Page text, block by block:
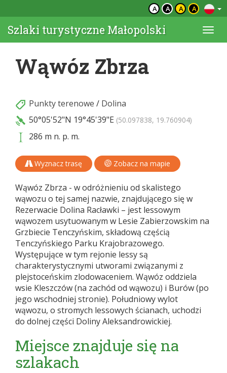
A A A A
Szlaki turystyczne Małopolski
Wąwóz Zbrza
Punkty terenowe / Dolina
50°05'52"N 19°45'39"E (50.097838, 19.760904)
286 m n. p. m.
Wyznacz trasę Zobacz na mapie
Wąwóz Zbrza - w odróżnieniu od skalistego
wąwozu o tej samej nazwie, znajdującego się w
Rezerwacie Dolina Racławki – jest lessowym
wąwozem usytuowanym w Lesie Zabierzowskim na
Grzbiecie Tenczyńskim, składową częścią
Tenczyńskiego Parku Krajobrazowego.
Występujące w tym rejonie lessy są
charakterystycznymi utworami związanymi z
plejstoceńskim zlodowaceniem. Wąwóz oddziela
wsie Kleszczów (na zachód od wąwozu) i Burów (po
jego wschodniej stronie). Południowy wylot
wąwozu, o stromych lessowych ścianach, uchodzi
do dolnej części Doliny Aleksandrowickiej.
Miejsce znajduje się na
szlakach